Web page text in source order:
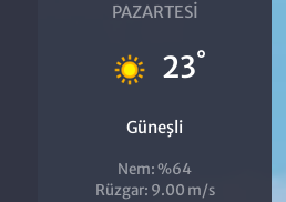
PAZARTESI
23°
Güneşli
Nem: %64
Rüzgar: 9.00 m/s